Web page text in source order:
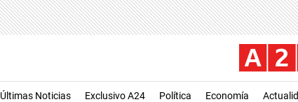
Últimas Noticias Exclusivo A24 Política Economía